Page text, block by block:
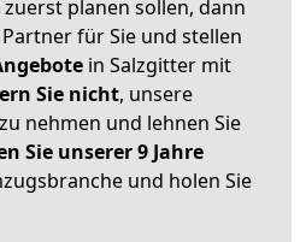
planen sollen, dann
für Sie und stellen
in Salzgitter mit
Sie nicht, unsere
nehmen und lehnen Sie
Sie unserer 9 Jahre
und holen Sie